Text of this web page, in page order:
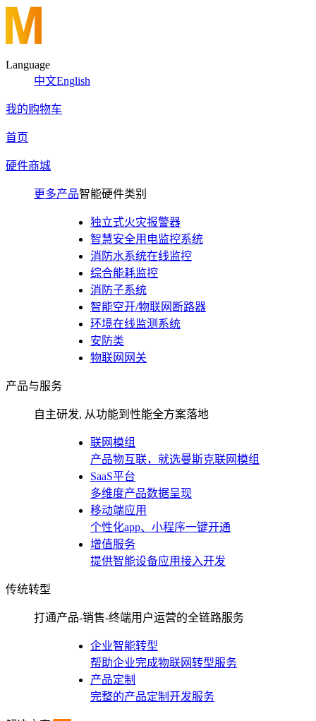
Language
中文English
我的购物车
首页
硬件商城
更多产品智能硬件类别
独立式火灾报警器
智慧安全用电监控系统
消防水系统在线监控
综合能耗监控
消防子系统
智能空开/物联网断路器
环境在线监测系统
安防类
物联网网关
产品与服务
自主研发, 从功能到性能全方案落地
联网模组
产品物互联，就选曼斯克联网模组
SaaS平台
多维度产品数据呈现
移动端应用
个性化app、小程序一键开通
增值服务
提供智能设备应用接入开发
传统转型
打通产品-销售-终端用户运营的全链路服务
企业智能转型
帮助企业完成物联网转型服务
产品定制
完整的产品定制开发服务